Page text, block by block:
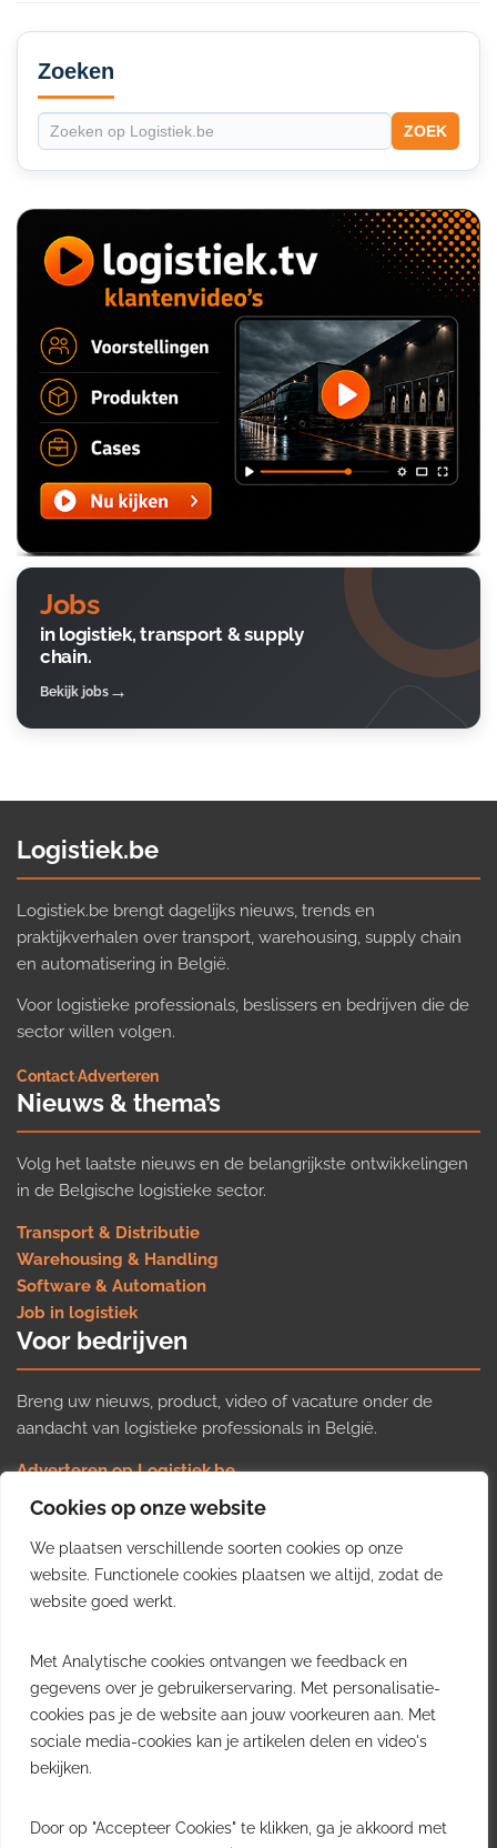
Cookies op onze website
We plaatsen verschillende soorten cookies op onze
website. Functionele cookies plaatsen we altijd, zodat de
website goed werkt.
Met Analytische cookies ontvangen we feedback en
gegevens over je gebruikerservaring. Met personalisatie-
cookies pas je de website aan jouw voorkeuren aan. Met
sociale media-cookies kan je artikelen delen en video's
bekijken.
Door op "Accepteer Cookies" te klikken, ga je akkoord met
Secondary
Sidebar
Zoeken
ZOEK
Jobs
in logistiek, transport & supply
chain.
Bekijk jobs
Logistiek.be
Logistiek.be brengt dagelijks nieuws, trends en
praktijkverhalen over transport, warehousing, supply chain
en automatisering in België.
Voor logistieke professionals, beslissers en bedrijven die de
sector willen volgen.
Contact·Adverteren
Nieuws & thema’s
Volg het laatste nieuws en de belangrijkste ontwikkelingen
in de Belgische logistieke sector.
Transport & Distributie
Warehousing & Handling
Software & Automation
Job in logistiek
Voor bedrijven
Breng uw nieuws, product, video of vacature onder de
aandacht van logistieke professionals in België.
Adverteren op Logistiek.be
Nieuws insturen
Uw video op Logistiek.TV
Job plaatsen
Gratis wekelijkse update
inzichten uit de Belgische logistieke sector in uw inbox.
Ontvang je gratis
wekelijkse update
Uitschrijven kan altijd.